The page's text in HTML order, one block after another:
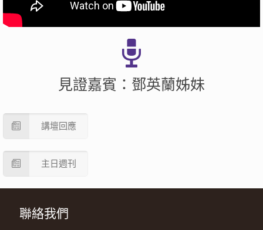
見證嘉賓：鄧英蘭姊妹
講壇回應
主日週刊
聯絡我們